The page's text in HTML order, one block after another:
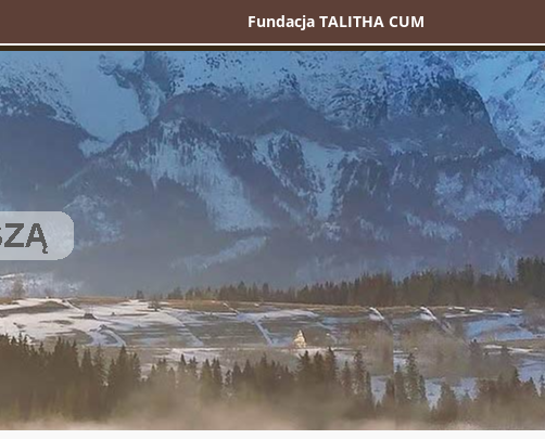
Fundacja TALITHA CUM